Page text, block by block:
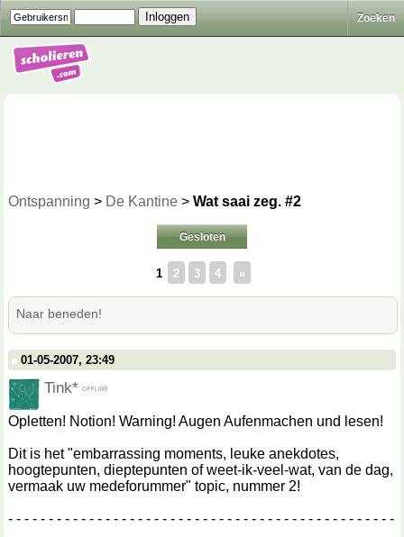
Zoeken
Ontspanning > De Kantine > Wat saai zeg. #2
Gesloten
1 2 3 4 »
Naar beneden!
01-05-2007, 23:49
Tink*
Opletten! Notion! Warning! Augen Aufenmachen und lesen!
Dit is het "embarrassing moments, leuke anekdotes,
hoogtepunten, dieptepunten of weet-ik-veel-wat, van de dag,
vermaak uw medeforummer" topic, nummer 2!
- - - - - - - - - - - - - - - - - - - - - - - - - - - - - - - - - - - - - - - - - - - - - - - -